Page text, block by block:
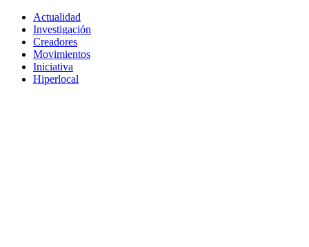
Actualidad
Investigación
Creadores
Movimientos
Iniciativa
Hiperlocal